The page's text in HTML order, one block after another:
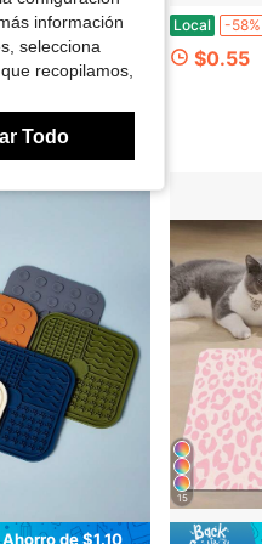
tapete protector resistente al desgaste, adecuado para comida húmeda/seca, múltiples colores disponibles, adecuado para gatos y perros pequeños, esencial para cachorros, esencial para perros Local -58%
$0.55
Ahorro de $1.10
15
información
selecciona
recopilamos,
Todo